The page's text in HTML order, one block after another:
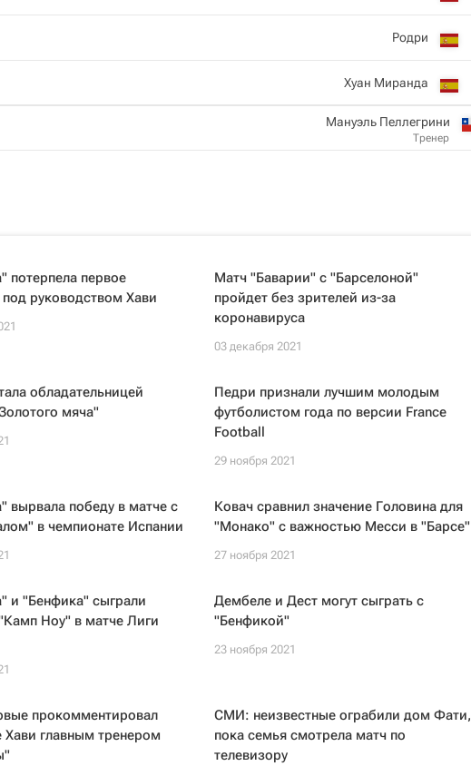
Родри
Хуан Миранда
Мануэль Пеллегрини
Тренер
потерпела первое
руководством Хави
Матч "Баварии" с "Барселоной"
пройдет без зрителей из-за
коронавируса
03 декабря 2021
обладательницей
мяча"
Педри признали лучшим молодым
футболистом года по версии France
Football
29 ноября 2021
вырвала победу в матче с
в чемпионате Испании
Ковач сравнил значение Головина для
"Монако" с важностью Месси в "Барсе"
27 ноября 2021
и "Бенфика" сыграли
Ноу" в матче Лиги
Дембеле и Дест могут сыграть с
"Бенфикой"
23 ноября 2021
прокомментировал
Хави главным тренером
СМИ: неизвестные ограбили дом Фати,
пока семья смотрела матч по
телевизору